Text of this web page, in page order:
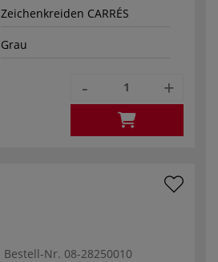
Zeichenkreiden CARRÉS
Grau
- +
Bestell-Nr. 08-28250010